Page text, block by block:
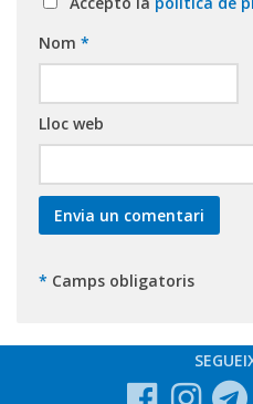
Nom *
Lloc web
* Camps obligatoris